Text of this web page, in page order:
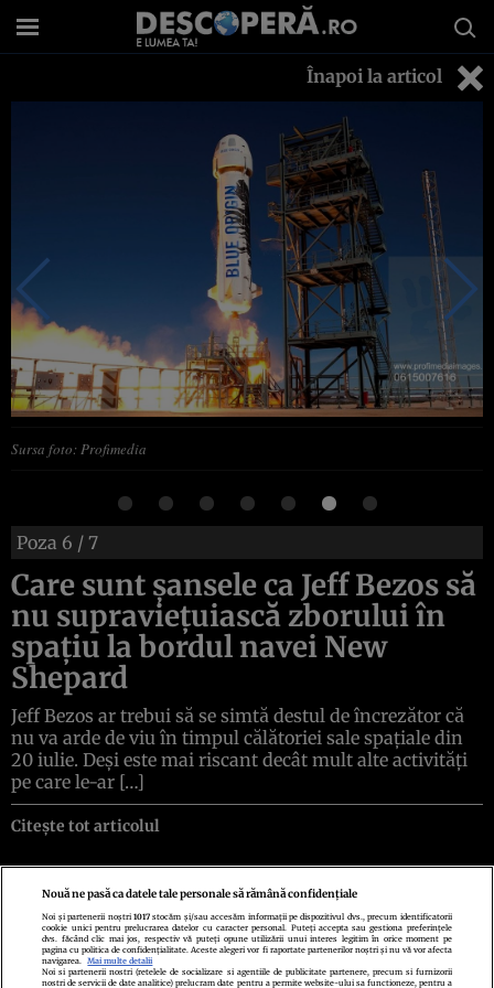
Înapoi la articol
Sursa foto: Profimedia
Poza 6 / 7
Care sunt șansele ca Jeff Bezos să
nu supraviețuiască zborului în
spațiu la bordul navei New
Shepard
Jeff Bezos ar trebui să se simtă destul de încrezător că
nu va arde de viu în timpul călătoriei sale spațiale din
20 iulie. Deși este mai riscant decât mult alte activități
pe care le-ar […]
Citește tot articolul
Politica de confidenţialitatePolitica de cookiesTermeni şi condiţii
Echipa redacționalăContactSetări Cookies
Nouă ne pasă ca datele tale personale să rămână confidențiale
Noi și partenerii noștri1017 stocăm și/sau accesăm informații pe dispozitivul dvs., precum identificatorii
cookie unici pentru prelucrarea datelor cu caracter personal. Puteți accepta sau gestiona preferințele
dvs. făcând clic mai jos, respectiv vă puteți opune utilizării unui interes legitim în orice moment pe
pagina cu politica de confidențialitate. Aceste alegeri vor fi raportate partenerilor noștri și nu vă vor afecta
navigarea.
Mai multe detalii
Noi si partenerii nostri (retelele de socializare si agentiile de publicitate partenere, precum si furnizorii
nostri de servicii de date analitice) prelucram date pentru a permite website-ului sa functioneze, pentru a